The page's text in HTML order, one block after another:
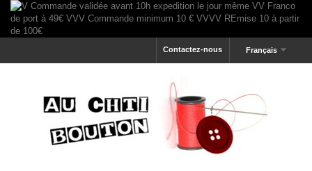
Français
Contactez-nous